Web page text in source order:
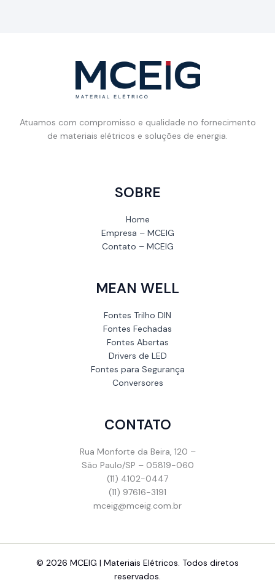
Atuamos com compromisso e qualidade no fornecimento
de materiais elétricos e soluções de energia.
SOBRE
Home
Empresa – MCEIG
Contato – MCEIG
MEAN WELL
Fontes Trilho DIN
Fontes Fechadas
Fontes Abertas
Drivers de LED
Fontes para Segurança
Conversores
CONTATO
Rua Monforte da Beira, 120 –
São Paulo/SP – 05819-060
(11) 4102-0447
(11) 97616-3191
mceig@mceig.com.br
© 2026 MCEIG | Materiais Elétricos. Todos diretos
reservados.